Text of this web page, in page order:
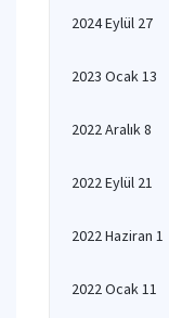
2024 Eylül 27
2023 Ocak 13
2022 Aralık 8
2022 Eylül 21
2022 Haziran 1
2022 Ocak 11